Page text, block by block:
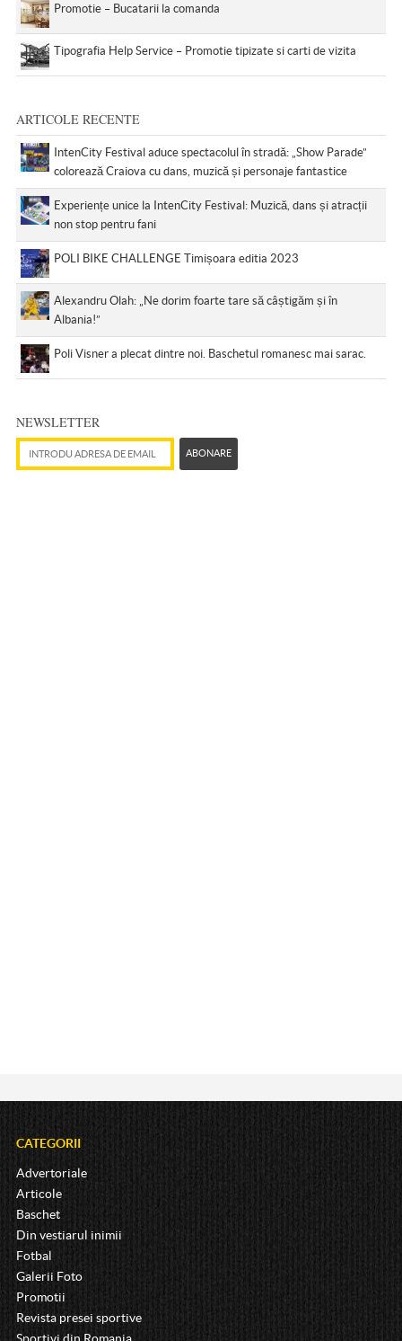
Promotie – Bucatarii la comanda
Tipografia Help Service – Promotie tipizate si carti de vizita
ARTICOLE RECENTE
IntenCity Festival aduce spectacolul în stradă: „Show Parade”
colorează Craiova cu dans, muzică și personaje fantastice
Experiențe unice la IntenCity Festival: Muzică, dans și atracții
non stop pentru fani
POLI BIKE CHALLENGE Timișoara editia 2023
Alexandru Olah: „Ne dorim foarte tare să câștigăm și în
Albania!”
Poli Visner a plecat dintre noi. Baschetul romanesc mai sarac.
NEWSLETTER
ABONARE
CATEGORII
Advertoriale
Articole
Baschet
Din vestiarul inimii
Fotbal
Galerii Foto
Promotii
Revista presei sportive